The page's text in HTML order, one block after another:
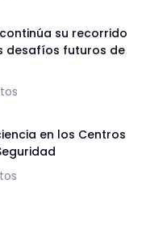
su recorrido
desafíos futuros de
en los Centros